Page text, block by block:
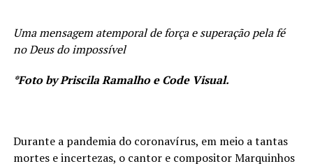
Uma mensagem atemporal de força e superação pela fé
no Deus do impossível
*Foto by Priscila Ramalho e Code Visual.
Durante a pandemia do coronavírus, em meio a tantas
mortes e incertezas, o cantor e compositor Marquinhos